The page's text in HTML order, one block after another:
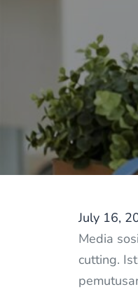
July 16,
Media
cutting.